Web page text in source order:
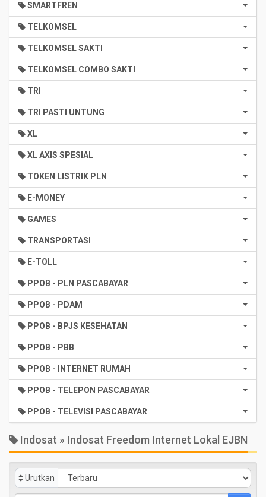
SMARTFREN
TELKOMSEL
TELKOMSEL SAKTI
TELKOMSEL COMBO SAKTI
TRI
TRI PASTI UNTUNG
XL
XL AXIS SPESIAL
TOKEN LISTRIK PLN
E-MONEY
GAMES
TRANSPORTASI
E-TOLL
PPOB - PLN PASCABAYAR
PPOB - PDAM
PPOB - BPJS KESEHATAN
PPOB - PBB
PPOB - INTERNET RUMAH
PPOB - TELEPON PASCABAYAR
PPOB - TELEVISI PASCABAYAR
Indosat » Indosat Freedom Internet Lokal EJBN
Urutkan